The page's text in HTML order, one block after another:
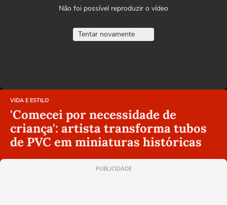
Não foi possível reproduzir o vídeo
Tentar novamente
VIDA E ESTILO
'Comecei por necessidade de
criança': artista transforma tubos
de PVC em miniaturas históricas
PUBLICIDADE